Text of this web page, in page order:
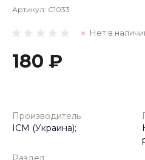
Артикул: C1033
Нет в
180 ₽
Производитель
ICM (Украина);